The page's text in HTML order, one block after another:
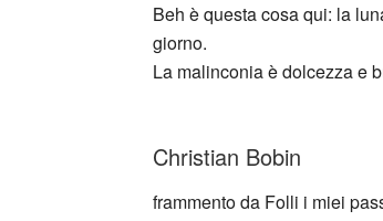
Beh è questa cosa qui: la
giorno.
La malinconia è dolcezza e
Christian Bobin
frammento da Folli i miei